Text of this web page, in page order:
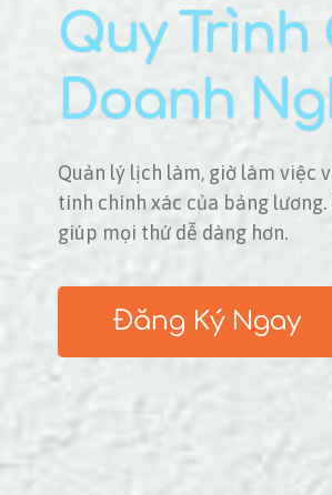
Quy Trình
Doanh
Quản lý lịch làm, giờ làm việc
tính chính xác của bảng
giúp mọi thứ dễ dàng hơn.
Đăng Ký Ngay